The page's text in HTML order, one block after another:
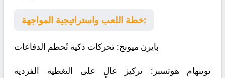
خطة اللعب واستراتيجية المواجهة:
بايرن ميونخ: تحركات ذكية تُحطم الدفاعات
توتنهام هوتسبر : تركيز عالٍ على التغطية الفردية